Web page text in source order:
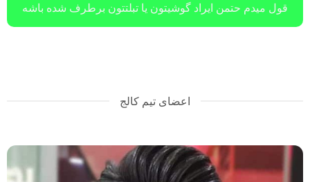
قول میدم حتمن ایراد گوشیتون یا تبلتتون برطرف شده باشه
اعضای تیم کالج